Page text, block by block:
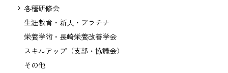
各種研修会
生涯教育・新人・プラチナ
栄養学術・長崎栄養改善学会
スキルアップ（支部・協議会）
その他